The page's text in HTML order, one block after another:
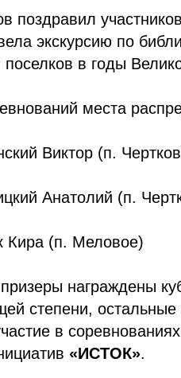
поздравил
экскурсию по
в годы
места
Виктор (п.
Анатолий (п.
Кира (п. Меловое)
награждены
степени,
в
«ИСТОК».